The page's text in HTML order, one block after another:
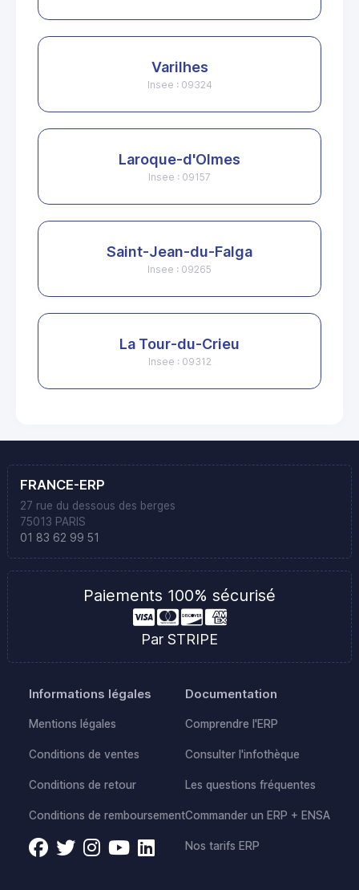
Varilhes
Insee : 09324
Laroque-d'Olmes
Insee : 09157
Saint-Jean-du-Falga
Insee : 09265
La Tour-du-Crieu
Insee : 09312
FRANCE-ERP
27 rue du dessous des berges
75013 PARIS
01 83 62 99 51
Paiements 100% sécurisé
Par STRIPE
Informations légales
Mentions légales
Conditions de ventes
Conditions de retour
Conditions de remboursement
Documentation
Comprendre l'ERP
Consulter l'infothèque
Les questions fréquentes
Commander un ERP + ENSA
Nos tarifs ERP